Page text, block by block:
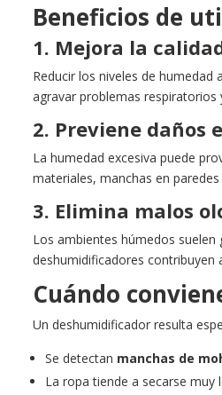
Beneficios de
1. Mejora la
Reducir los niveles de humedad
agravar problemas respiratorios
2. Previene daños
La humedad excesiva puede
materiales, manchas en
3. Elimina malos
Los ambientes húmedos suelen
deshumidificadores contribuyen
Cuándo
Un deshumidificador resulta
Se detectan manchas de
La ropa tiende a secarse muy